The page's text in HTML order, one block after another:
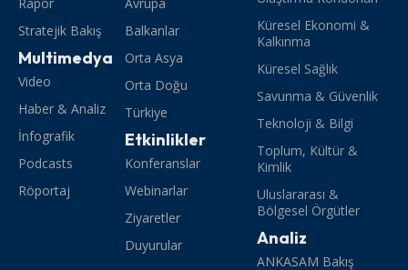
Stratejik Bakış
Multimedya
Video
Haber & Analiz
İnfografik
Podcasts
Röportaj
Balkanlar
Orta Asya
Orta Doğu
Türkiye
Etkinlikler
Konferanslar
Webinarlar
Ziyaretler
Duyurular
Küresel Ekonomi &
Kalkınma
Küresel Sağlık
Savunma & Güvenlik
Teknoloji & Bilgi
Toplum, Kültür &
Kimlik
Uluslararası &
Bölgesel Örgütler
Analiz
ANKASAM Bakış